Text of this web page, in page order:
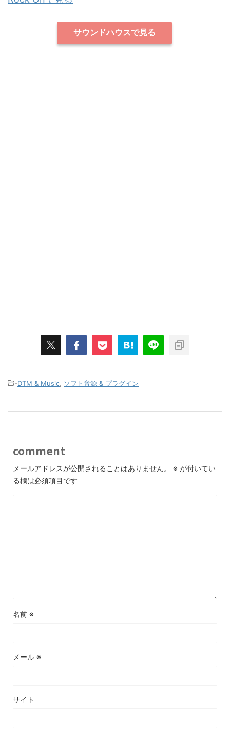
サウンドハウスで見る
-DTM & Music, ソフト音源 & プラグイン
comment
メールアドレスが公開されることはありません。 ※ が付いてい
る欄は必須項目です
名前 ※
メール ※
サイト